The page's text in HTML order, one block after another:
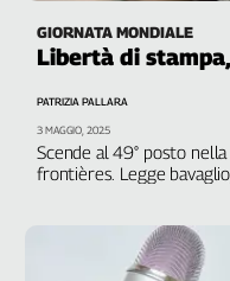
GIORNATA MONDIALE
Libertà di
Scende al 49° posto
frontières. Legge
PATRIZIA PALLARA
3 MAGGIO, 2025